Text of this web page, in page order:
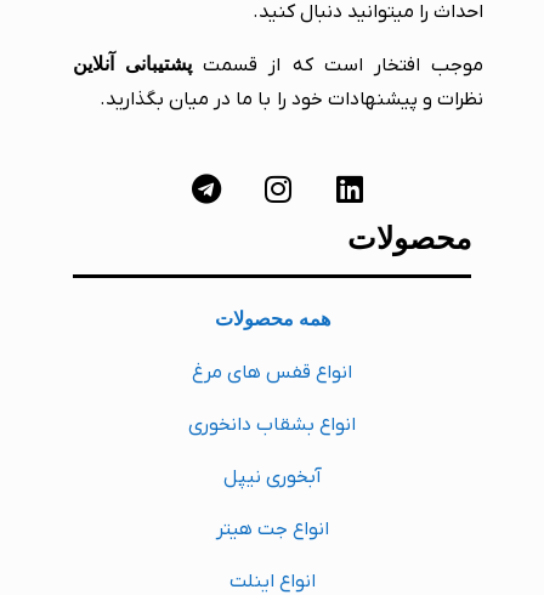
احداث را میتوانید دنبال کنید.
موجب افتخار است که از قسمتپشتیبانی آنلاین
نظرات و پیشنهادات خود را با ما در میان بگذارید.
محصولات
همه محصولات
انواع قفس های مرغ
انواع بشقاب دانخوری
آبخوری نیپل
انواع جت هیتر
انواع اینلت